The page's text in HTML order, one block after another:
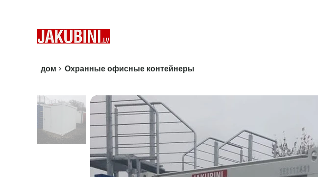
дом > Охранные офисные контейнеры